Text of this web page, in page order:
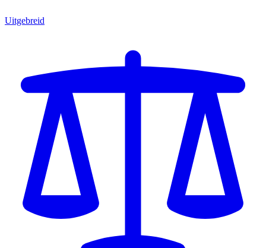
Uitgebreid